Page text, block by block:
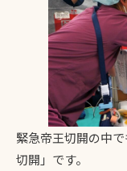
緊急帝王切開の中
切開」です。